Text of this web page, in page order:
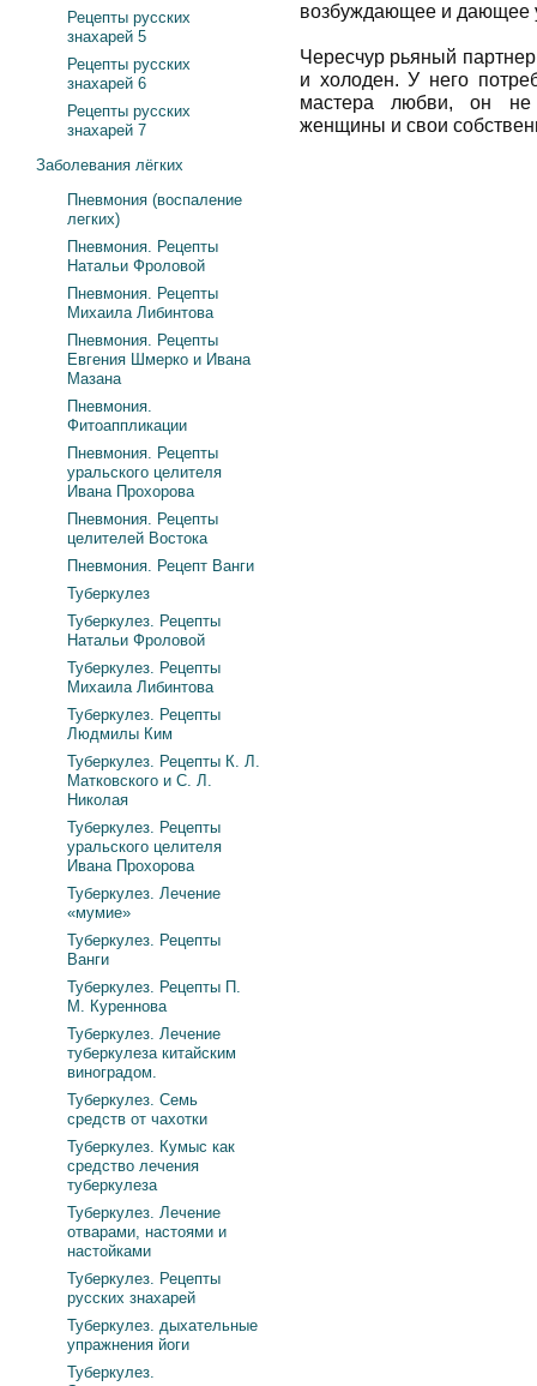
возбуждающее и дающее
Чересчур рьяный
и холоден. У него
мастера любви, он не
женщины и свои
Рецепты русских
знахарей 5
Рецепты русских
знахарей 6
Рецепты русских
знахарей 7
Заболевания лёгких
Пневмония (воспаление
легких)
Пневмония. Рецепты
Натальи Фроловой
Пневмония. Рецепты
Михаила Либинтова
Пневмония. Рецепты
Евгения Шмерко и Ивана
Мазана
Пневмония.
Фитоаппликации
Пневмония. Рецепты
уральского целителя
Ивана Прохорова
Пневмония. Рецепты
целителей Востока
Пневмония. Рецепт Ванги
Туберкулез
Туберкулез. Рецепты
Натальи Фроловой
Туберкулез. Рецепты
Михаила Либинтова
Туберкулез. Рецепты
Людмилы Ким
Туберкулез. Рецепты К. Л.
Матковского и С. Л.
Николая
Туберкулез. Рецепты
уральского целителя
Ивана Прохорова
Туберкулез. Лечение
«мумие»
Туберкулез. Рецепты
Ванги
Туберкулез. Рецепты П.
М. Куреннова
Туберкулез. Лечение
туберкулеза китайским
виноградом.
Туберкулез. Семь
средств от чахотки
Туберкулез. Кумыс как
средство лечения
туберкулеза
Туберкулез. Лечение
отварами, настоями и
настойками
Туберкулез. Рецепты
русских знахарей
Туберкулез. дыхательные
упражнения йоги
Туберкулез.